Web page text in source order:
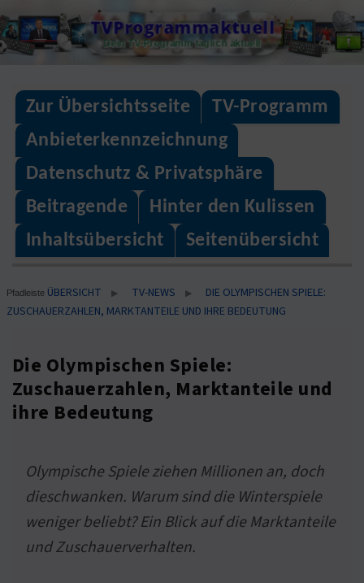
Skip
to
TVProgrammaktuell
Dein TV-Programm täglich aktuell
Zur Übersichtsseite
TV-Programm
Anbieterkennzeichnung
Datenschutz & Privatsphäre
Beitragende
Hinter den Kulissen
Inhaltsübersicht
Seitenübersicht
Pfadleiste ÜBERSICHT ▶ TV-NEWS ▶
DIE OLYMPISCHEN SPIELE:
ZUSCHAUERZAHLEN, MARKTANTEILE UND IHRE BEDEUTUNG
Die Olympischen Spiele:
Zuschauerzahlen, Marktanteile und
ihre Bedeutung
Olympische Spiele ziehen Millionen an, doch
dieschwanken. Warum sind die Winterspiele
weniger beliebt? Ein Blick auf die Marktanteile
und Zuschauerverhalten.